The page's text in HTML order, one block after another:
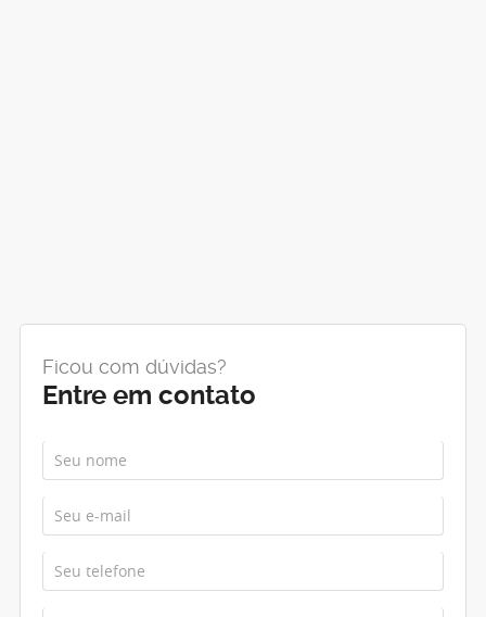
Ficou com dúvidas?
Entre em contato